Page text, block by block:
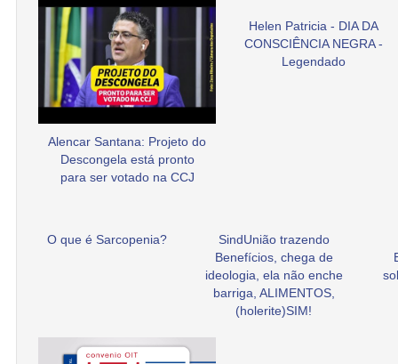
Alencar Santana: Projeto do
Descongela está pronto
para ser votado na CCJ
Helen Patricia - DIA DA
CONSCIÊNCIA NEGRA -
Legendado
O que é Sarcopenia?
SindUnião trazendo
Benefícios, chega de
ideologia, ela não enche
barriga, ALIMENTOS,
(holerite)SIM!